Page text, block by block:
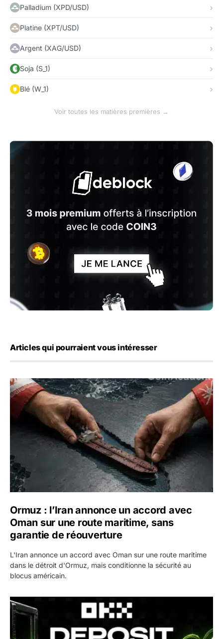
Palladium (XPD/USD)
Platine (XPT/USD)
Argent (XAG/USD)
Soja (S_1)
Blé (W_1)
Voir toutes les matières premières →
Articles qui pourraient vous intéresser
Ormuz : l’Iran annonce un accord avec Oman sur une
Ormuz : l’Iran annonce un accord avec
Oman sur une route maritime, sans
garantie de réouverture
L'Iran annonce un accord avec Oman sur une route maritime
dans le détroit d'Ormuz, mais conditionne la sécurité au
blocus américain.
OKX relance une campagne Deposit Bonus : jusqu’à 5